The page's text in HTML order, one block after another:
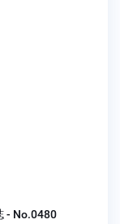
- No.0480